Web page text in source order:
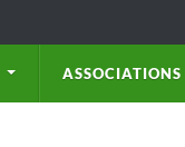
ASSOCIATIONS